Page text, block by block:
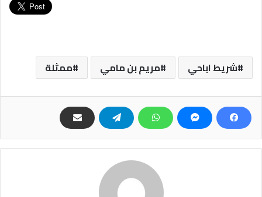
شريط اباحي مريم بن مامي ممثلة